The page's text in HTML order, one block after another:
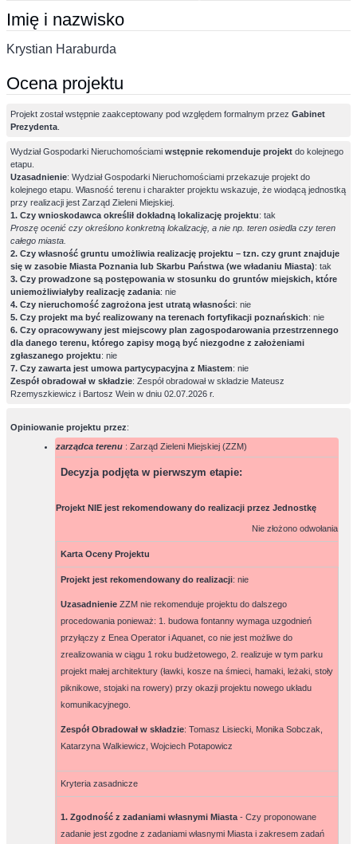
Imię i nazwisko
Krystian Haraburda
Ocena projektu
Projekt został wstępnie zaakceptowany pod względem formalnym przez Gabinet
Prezydenta
Wydział Gospodarki Nieruchomościami wstępnie rekomenduje projekt do kolejnego
etapu.
Uzasadnienie: Wydział Gospodarki Nieruchomościami przekazuje projekt do
kolejnego etapu. Własność terenu i charakter projektu wskazuje, że wiodącą jednostką
przy realizacji jest Zarząd Zieleni Miejskiej.
1. Czy wnioskodawca określił dokładną lokalizację projektu: tak
Proszę ocenić czy określono konkretną lokalizację, a nie np. teren osiedla czy teren
całego miasta.
2. Czy własność gruntu umożliwia realizację projektu – tzn. czy grunt znajduje
się w zasobie Miasta Poznania lub Skarbu Państwa (we władaniu Miasta): tak
3. Czy prowadzone są postępowania w stosunku do gruntów miejskich, które
uniemożliwiałyby realizację zadania: nie
4. Czy nieruchomość zagrożona jest utratą własności: nie
5. Czy projekt ma być realizowany na terenach fortyfikacji poznańskich: nie
6. Czy opracowywany jest miejscowy plan zagospodarowania przestrzennego
dla danego terenu, którego zapisy mogą być niezgodne z założeniami
zgłaszanego projektu: nie
7. Czy zawarta jest umowa partycypacyjna z Miastem: nie
Zespół obradował w składzie: Zespół obradował w składzie Mateusz
Rzemyszkiewicz i Bartosz Wein w dniu 02.07.2026 r.
Opiniowanie projektu przez:
zarządca terenu : Zarząd Zieleni Miejskiej (ZZM)
Decyzja podjęta w pierwszym etapie:
Projekt NIE jest rekomendowany do realizacji przez Jednostkę
Nie złożono odwołania
Karta Oceny Projektu
Projekt jest rekomendowany do realizacji:nie
Uzasadnienie ZZM nie rekomenduje projektu do dalszego
procedowania ponieważ: 1. budowa fontanny wymaga uzgodnień
przyłączy z Enea Operator i Aquanet, co nie jest możliwe do
zrealizowania w ciągu 1 roku budżetowego, 2. realizuje w tym parku
projekt małej architektury (ławki, kosze na śmieci, hamaki, leżaki, stoły
piknikowe, stojaki na rowery) przy okazji projektu nowego układu
komunikacyjnego.
Zespół Obradował w składzie:Tomasz Lisiecki, Monika Sobczak,
Katarzyna Walkiewicz, Wojciech Potapowicz
Kryteria zasadnicze
1. Zgodność z zadaniami własnymi Miasta- Czy proponowane
zadanie jest zgodne z zadaniami własnymi Miasta i zakresem zadań